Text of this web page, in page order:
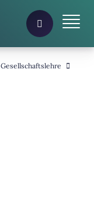
Gesellschaftslehre